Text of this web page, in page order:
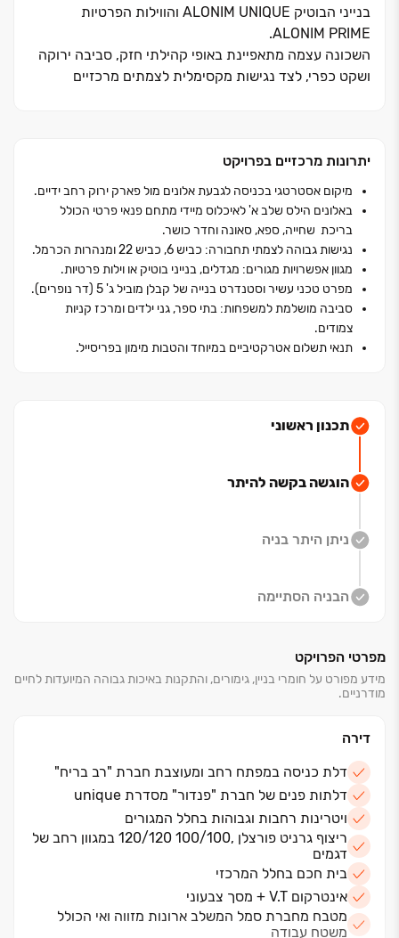
בנייני הבוטיק ALONIM UNIQUE והווילות הפרטיות
ALONIM PRIME.
השכונה עצמה מתאפיינת באופי קהילתי חזק, סביבה ירוקה
ושקט כפרי, לצד נגישות מקסימלית לצמתים מרכזיים
סאונה, בריכת שחייה, חדר כושר מאובזר וטרקלין עסקים
פנטהאוזים עם מרפסות ענק הצופות לנוף פתוח עד הים.
המיקום האסטרטגי בכניסה לשכונה מבטיח קרבה מיידית
למוסדות חינוך, פארקים ומרכזי מסחר, מה שהופך את
המתחם לבחירה האידיאלית למשפחות המחפשות איכות
חיים ללא פשרות.
יתרונות מרכזיים בפרויקט
מיקום אסטרטגי בכניסה לגבעת אלונים מול פארק ירוק רחב ידיים.
באלונים הילס שלב א' לאיכלוס מיידי מתחם פנאי פרטי הכולל
בריכת שחייה, ספא, סאונה וחדר כושר.
נגישות גבוהה לצמתי תחבורה: כביש ‏6, כביש ‏22 ומנהרות הכרמל.
מגוון אפשרויות מגורים: מגדלים, בנייני בוטיק או וילות פרטיות.
מפרט טכני עשיר וסטנדרט בנייה של קבלן מוביל ג' ‏5 (דר נופרים).
סביבה מושלמת למשפחות: בתי ספר, גני ילדים ומרכז קניות
צמודים.
תנאי תשלום אטרקטיביים במיוחד והטבות מימון בפריסייל.
תכנון ראשוני
הוגשה בקשה להיתר
ניתן היתר בניה
הבניה הסתיימה
מפרטי הפרויקט
מידע מפורט על חומרי בניין, גימורים, והתקנות באיכות גבוהה המיועדות לחיים
מודרניים.
דירה
דלת כניסה במפתח רחב ומעוצבת חברת "רב בריח"
דלתות פנים של חברת "פנדור" מסדרת unique
ויטרינות רחבות וגבוהות בחלל המגורים
ריצוף גרניט פורצלן ,100/100 120/120 במגוון רחב של
דגמים
בית חכם בחלל המרכזי
אינטרקום V.T + מסך צבעוני
מטבח מחברת סמל המשלב ארונות מזווה ואי הכולל
משטח עבודה